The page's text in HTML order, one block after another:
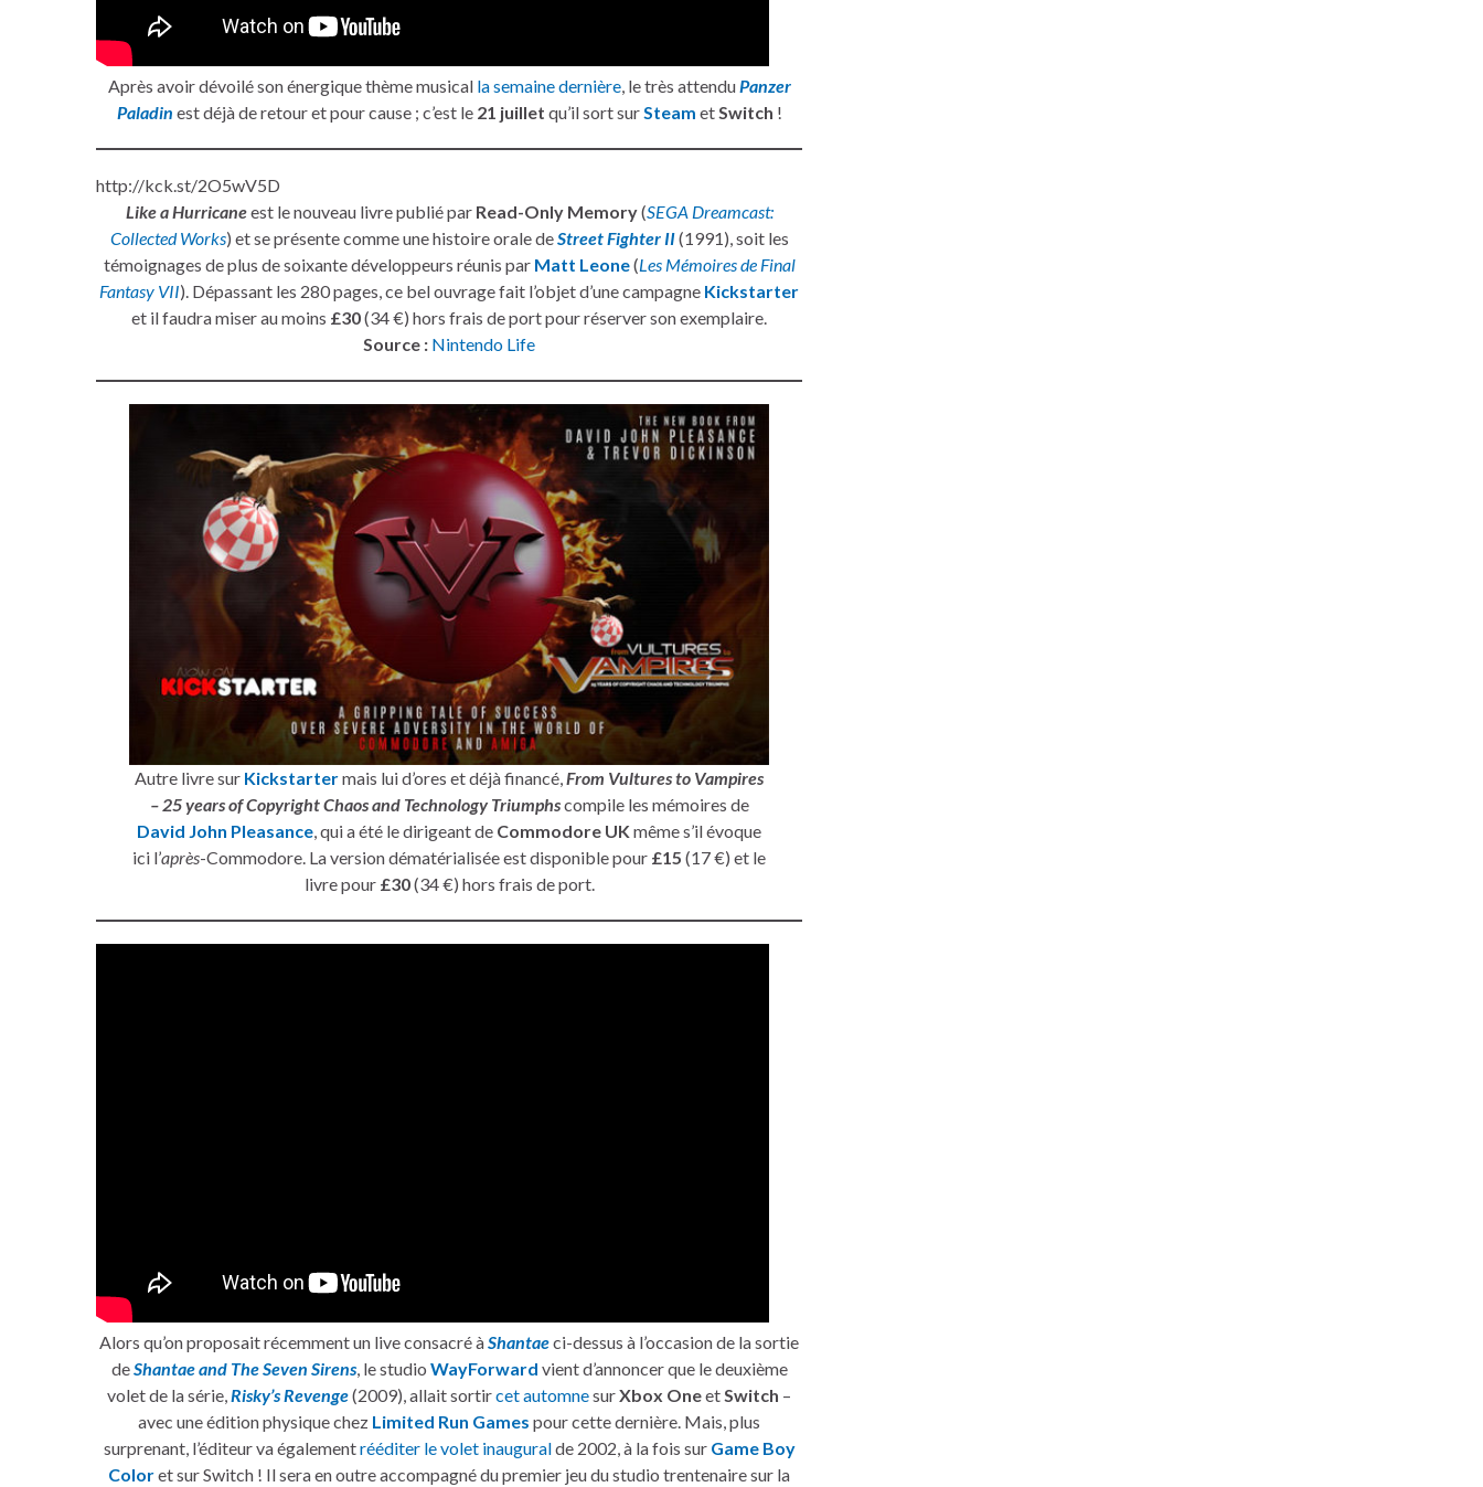
Après avoir dévoilé son énergique thème musical la semaine dernière, le très attenduPanzer
Paladin est déjà de retour et pour cause ; c’est le 21 juillet qu’il sort surSteam etSwitch !
http://kck.st/2O5wV5D
Like a Hurricaneest le nouveau livre publié par Read-Only Memory(SEGA Dreamcast:
Collected Works) et se présente comme une histoire orale deStreet Fighter II(1991), soit les
témoignages de plus de soixante développeurs réunis par Matt Leone(Les Mémoires de Final
Fantasy VII). Dépassant les 280 pages, ce bel ouvrage fait l’objet d’une campagne Kickstarter
et il faudra miser au moins £30(34 €) hors frais de port pour réserver son exemplaire.
Source : Nintendo Life
Autre livre sur Kickstartermais lui d’ores et déjà financé,From Vultures to Vampires
– 25 years of Copyright Chaos and Technology Triumphscompile les mémoires de
David John Pleasance, qui a été le dirigeant de Commodore UK même s’il évoque
ici l’après-Commodore. La version dématérialisée est disponible pour £15 (17 €) et le
livre pour £30(34 €) hors frais de port.
Alors qu’on proposait récemment un live consacré àShantaeci-dessus à l’occasion de la sortie
deShantae and The Seven Sirens, le studio WayForward vient d’annoncer que le deuxième
volet de la série,Risky’s Revenge(2009), allait sortircet automnesurXbox OneetSwitch –
avec une édition physique chez Limited Run Games pour cette dernière. Mais, plus
surprenant, l’éditeur va égalementrééditer le volet inauguralde 2002, à la fois sur Game Boy
Coloret sur Switch ! Il sera en outre accompagné du premier jeu du studio trentenaire sur la